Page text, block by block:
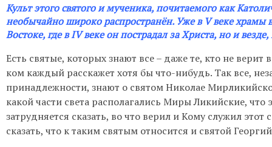
Культ этого святого и мученика, почитаемого как
необычайно широко распространён. Уже в V веке храмы
Востоке, где в IV веке он пострадал за Христа, но и
Есть святые, которых знают все – даже те, кто не верит
ком каждый расскажет хотя бы что-нибудь. Так все,
принадлежности, знают о святом Николае
какой части света располагались Миры Ликийские, что
затрудняется сказать, во что верил и Кому служил
сказать, что к таким святым относится и святой
Непрестанное поклонение:Вы
телефону 8-961-757-51-14.